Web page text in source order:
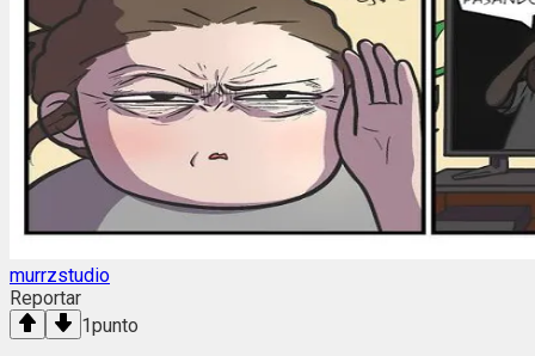
murrzstudio
Reportar
1punto